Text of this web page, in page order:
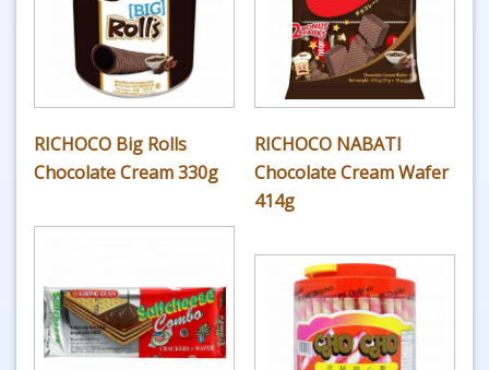
RICHOCO Big Rolls
Chocolate Cream 330g
RICHOCO NABATI
Chocolate Cream Wafer
414g